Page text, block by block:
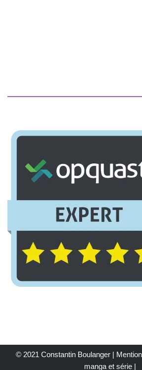
© 2021 Constantin Boulanger |
manga et série|